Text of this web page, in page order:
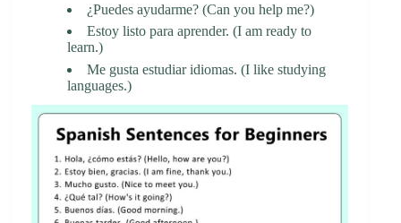
¿Puedes ayudarme? (Can you help me?)
Estoy listo para aprender. (I am ready to
learn.)
Me gusta estudiar idiomas. (I like studying
languages.)